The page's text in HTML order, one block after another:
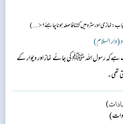
باب: نمازی اور سترہ میں کتنا فاصلہ ہونا چاہئے؟<...)
کہ رسول اللہ ﷺ کی جائے نماز اور دیوار کے
تھی۔